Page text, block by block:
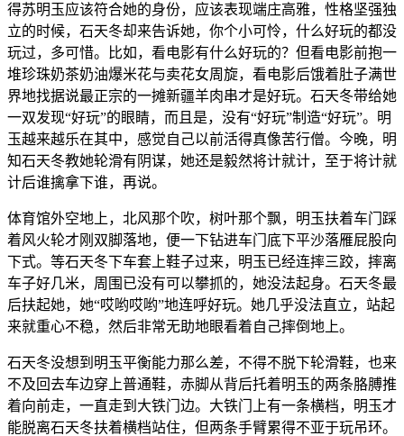
得苏明玉应该符合她的身份，应该表现端庄高雅，性格坚强独
立的时候，石天冬却来告诉她，你个小可怜，什么好玩的都没
玩过，多可惜。比如，看电影有什么好玩的？但看电影前抱一
堆珍珠奶茶奶油爆米花与卖花女周旋，看电影后饿着肚子满世
界地找据说最正宗的一摊新疆羊肉串才是好玩。石天冬带给她
一双发现“好玩”的眼睛，而且是，没有“好玩”制造“好玩”。明
玉越来越乐在其中，感觉自己以前活得真像苦行僧。今晚，明
知石天冬教她轮滑有阴谋，她还是毅然将计就计，至于将计就
计后谁擒拿下谁，再说。
体育馆外空地上，北风那个吹，树叶那个飘，明玉扶着车门踩
着风火轮才刚双脚落地，便一下钻进车门底下平沙落雁屁股向
下式。等石天冬下车套上鞋子过来，明玉已经连摔三跤，摔离
车子好几米，周围已没有可以攀抓的，她没法起身。石天冬最
后扶起她，她“哎哟哎哟”地连呼好玩。她几乎没法直立，站起
来就重心不稳，然后非常无助地眼看着自己摔倒地上。
石天冬没想到明玉平衡能力那么差，不得不脱下轮滑鞋，也来
不及回去车边穿上普通鞋，赤脚从背后托着明玉的两条胳膊推
着向前走，一直走到大铁门边。大铁门上有一条横档，明玉才
能脱离石天冬扶着横档站住，但两条手臂累得不亚于玩吊环。